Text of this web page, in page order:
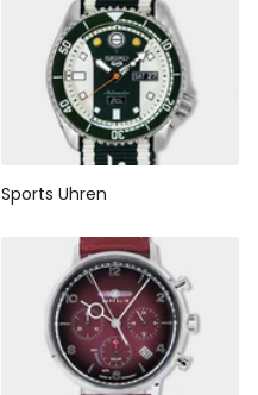
Sports Uhren